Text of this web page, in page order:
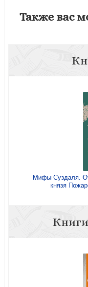
Также вас
Мифы Суздаля.
князя